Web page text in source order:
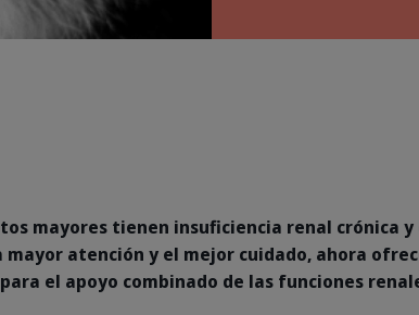
mayores tienen insuficiencia renal crónica
mayor atención y el mejor cuidado, ahora
el apoyo combinado de las funciones